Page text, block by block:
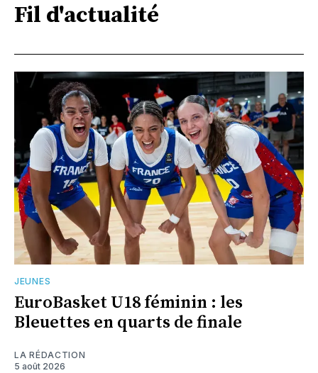
Fil d'actualité
JEUNES
EuroBasket U18 féminin : les
Bleuettes en quarts de finale
LA RÉDACTION
5 août 2026